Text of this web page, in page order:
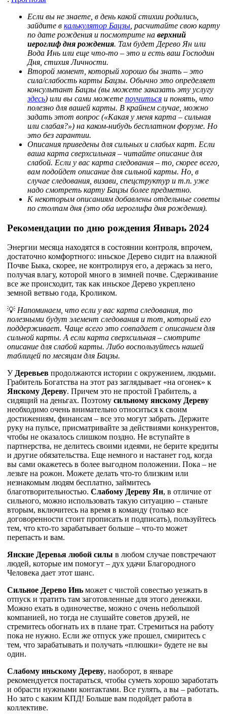
Если вы не знаете, в день какой стихии родились,
зайдите в калькулятор Бацзы , расчитайте свою карту
по дате рождения и посмотрите на верхний
иероглиф дня рождения. Там будет Дерево Ян или
Вода Инь или еще что-то – это и есть ваш Господин
Дня, стихия Личности.
Второй момент, который хорошо бы знать – это
сила/слабость карты Бацзы. Обычно это определяет
консультант Бацзы (вы можете заказать эту услугу
здесь) или вы сами можете поучиться и понять, что
полезно для вашей карты. В крайнем случае, можно
задать этот вопрос («Какая у меня карта – сильная
или слабая?») на каком-нибудь бесплатном форуме. Но
это без гарантии.
Описания приведены для сильных и слабых карт. Если
ваша карта сверхсильная – читайте описание для
слабой. Если у вас карта следования – то, скорее всего,
вам подойдет описание для сильной карты. Но, в
случае следования, визави, спецструктур и т.п. уже
надо смотреть карту Бацзы более предметно.
К некоторым описаниям добавлены отдельные советы
по столпам дня (это оба иероглифа дня рождения).
Рекомендации по дню рождения Январь 2024
Энергии месяца находятся в состоянии контроля, впрочем,
достаточно комфортного: иньское Дерево сидит на влажной
Почве Быка, скорее, не контролируя его, а держась за него,
получая влагу, которой много в зимней почве. Сдерживание
все же происходит, так как иньское Дерево укреплено
земной ветвью года, Кроликом.
💡 Напоминаем, что если у вас карта следования, то
полезными будут элемент следования и тот, который его
поддерживает. Чаще всего это совпадает с описанием для
сильной карты. А если карта сверхсильная – смотрите
описание для слабой карты. Либо воспользуйтесь нашей
таблицей по месяцам для Бацзы.
У Деревьев продолжаются истории с окружением, людьми.
Грабитель Богатства на этот раз заглядывает «на огонек» к
Янскому Дереву. Причем это не простой Грабитель, а
сидящий на деньгах. Поэтому сильному янскому Дереву
необходимо очень внимательно относиться к своим
достижениям, финансам – все это могут забрать. Держите
руку на пульсе, присматривайте за действиями конкурентов,
чтобы не оказалось слишком поздно. Не вступайте в
партнерства, не делитесь своими идеями, не берите кредиты
и другие обязательства. Еще немного и настанет год, когда
вы сами окажетесь в более выгодном положении. Пока – не
лезьте на рожон. Можете делать что-то близким или
незнакомым людям бесплатно, займитесь
благотворительностью. Слабому Дереву Ян, в отличие от
сильного, можно использовать такую ситуацию – станьте
вторым, включитесь на время в команду (только все
договоренности стоит прописать и подписать), пользуйтесь
тем, что кто-то зарабатывает больше – что-то может
перепасть и вам.
Янские Деревья любой силы в любом случае повстречают
людей, которые им помогут – дух удачи Благородного
Человека дает этот шанс.
Сильное Дерево Инь может с чистой совестью уезжать в
отпуск и тратить там заготовленные для этого денежки.
Можно ехать в одиночестве, можно с очень небольшой
компанией, но тогда не слушайте советов друзей, не
стремитесь обогнать их в плане трат. Стремиться на работу
пока не нужно. Если же отпуск уже прошел, смиритесь с
тем, что зарабатывать и получать «плюшки» будете не вы
один.
Слабому иньскому Дереву, наоборот, в январе
рекомендуется постараться, чтобы суметь хорошо заработать
и обрасти нужными контактами. Все гулять, а вы – работать.
Но зато с каким КПД! Больше вам подойдет работа в
коллективе.